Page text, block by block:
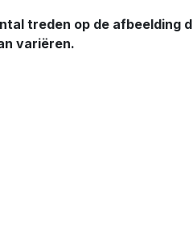
treden op de afbeelding
variëren.